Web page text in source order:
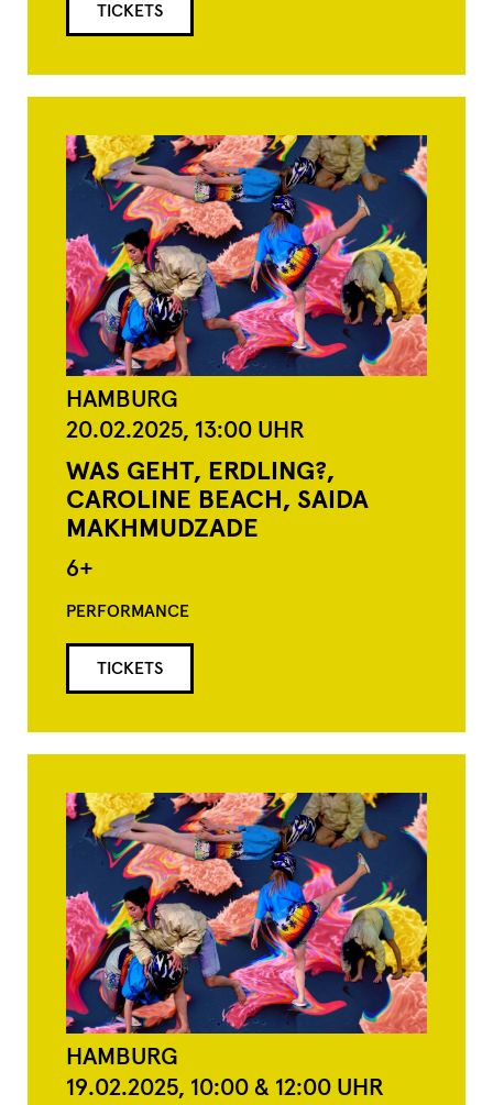
TICKETS
HAMBURG
20.02.2025, 13:00 UHR
WAS GEHT, ERDLING?,
CAROLINE BEACH, SAIDA
MAKHMUDZADE
6+
TICKETS
PERFORMANCE
HAMBURG
19.02.2025, 10:00 & 12:00 UHR